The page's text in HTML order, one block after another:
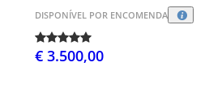
DISPONÍVEL POR ENCOMENDA
€ 3.500,00